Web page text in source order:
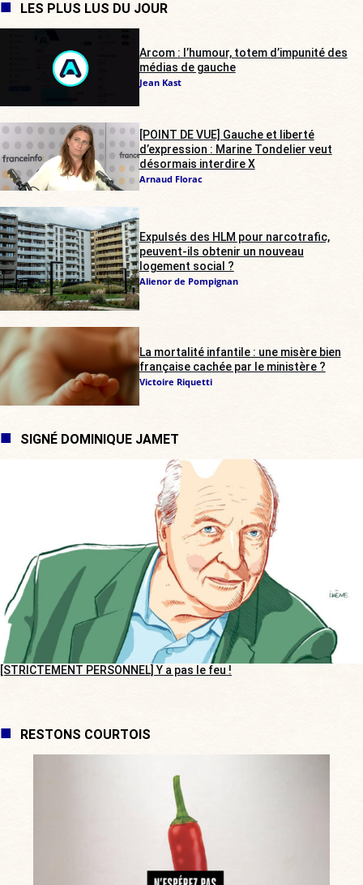
LES PLUS LUS DU JOUR
Arcom : l’humour, totem d’impunité des
médias de gauche
Jean Kast
[POINT DE VUE] Gauche et liberté
d’expression : Marine Tondelier veut
désormais interdire X
Arnaud Florac
Expulsés des HLM pour narcotrafic,
peuvent-ils obtenir un nouveau
logement social ?
Alienor de Pompignan
La mortalité infantile : une misère bien
française cachée par le ministère ?
Victoire Riquetti
SIGNÉ DOMINIQUE JAMET
[STRICTEMENT PERSONNEL] Y a pas le feu !
RESTONS COURTOIS